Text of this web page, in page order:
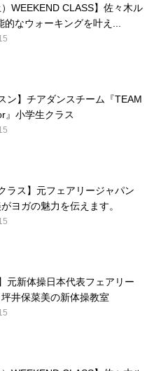
）WEEKEND CLASS】佐々木ル
なウォーキングを叶え...
ン】チアダンスチーム『TEAM
』小学生クラス
ラス】元フェアリージャパン
ヨガの魅力を伝えます。
元新体操日本代表フェアリー
井保菜美の新体操教室